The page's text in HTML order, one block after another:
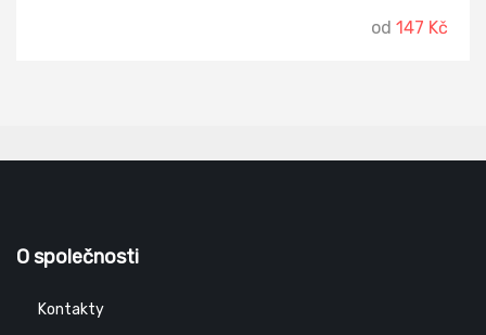
nestačí k napojení do nejbližší zásuvky. Délka: 2m, 3 m, 5m
Počet zásuvek: 3 Vypínač: ne Barva: bílá Průřez vodiče: 1,0
od 147 Kč
O společnosti
Kontakty